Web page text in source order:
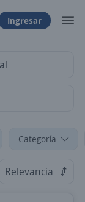
Ingresar
Categoría
Relevancia